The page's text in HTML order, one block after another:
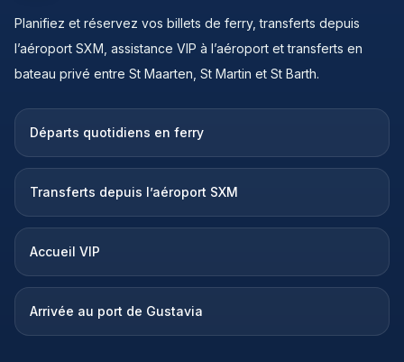
Planifiez et réservez vos billets de ferry, transferts depuis
l’aéroport SXM, assistance VIP à l’aéroport et transferts en
bateau privé entre St Maarten, St Martin et St Barth.
Départs quotidiens en ferry
Transferts depuis l’aéroport SXM
Accueil VIP
Arrivée au port de Gustavia